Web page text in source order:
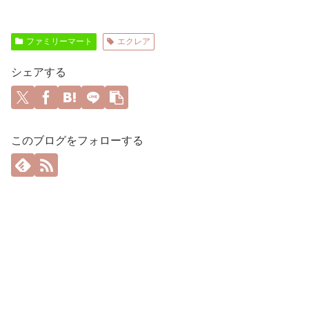
ファミリーマート エクレア
シェアする
このブログをフォローする